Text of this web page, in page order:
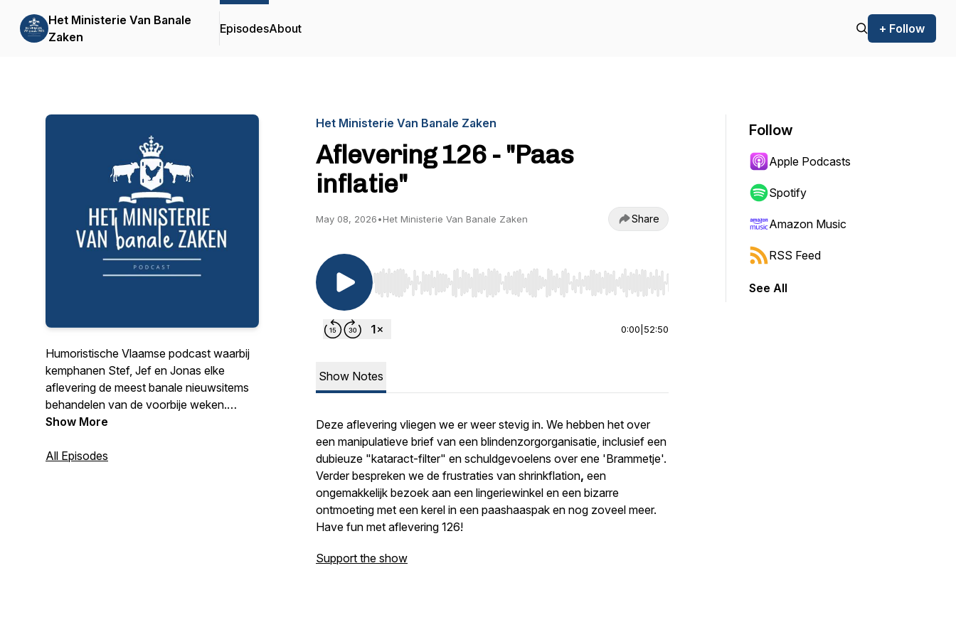
Het Ministerie Van Banale
Zaken
EpisodesAbout + Follow
Humoristische Vlaamse podcast waarbij
kemphanen Stef, Jef en Jonas elke
aflevering de meest banale nieuwsitems
behandelen van de voorbije weken.
https://linktr.ee/hetministerievanbanalezaken
Show More
All Episodes
Het Ministerie Van Banale Zaken
Aflevering 126 - "Paas
inflatie"
May 08, 2026•Het Ministerie Van Banale Zaken Share
Use Left/Right to seek, Home/End to jump to start or end. Hold shift to jump forward or backward.
0:00 52:50
Show Notes
Deze aflevering vliegen we er weer stevig in. We hebben het over
een manipulatieve brief van een blindenzorgorganisatie, inclusief een
dubieuze "kataract-filter" en schuldgevoelens over ene 'Brammetje'.
Verder bespreken we de frustraties van shrinkflation, een
ongemakkelijk bezoek aan een lingeriewinkel en een bizarre
ontmoeting met een kerel in een paashaaspak en nog zoveel meer.
Have fun met aflevering 126!
Support the show
Follow
Apple Podcasts
Spotify
Amazon Music
RSS Feed
See All